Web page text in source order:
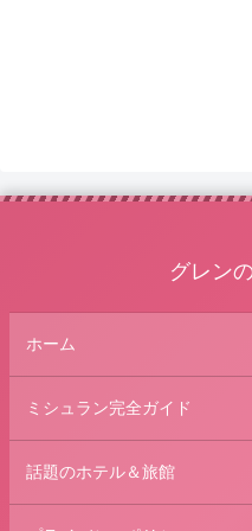
グレン
ホーム
ミシュラン完全ガイド
話題のホテル＆旅館